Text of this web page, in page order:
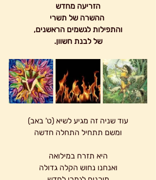
הזריעה מחדש
של לבנת חשוון.
עוד שניה זה מגיע לשיא (ט' באב)
ומשם תתחיל התחלה חדשה
ואנחנו נחוש הקלה גדולה